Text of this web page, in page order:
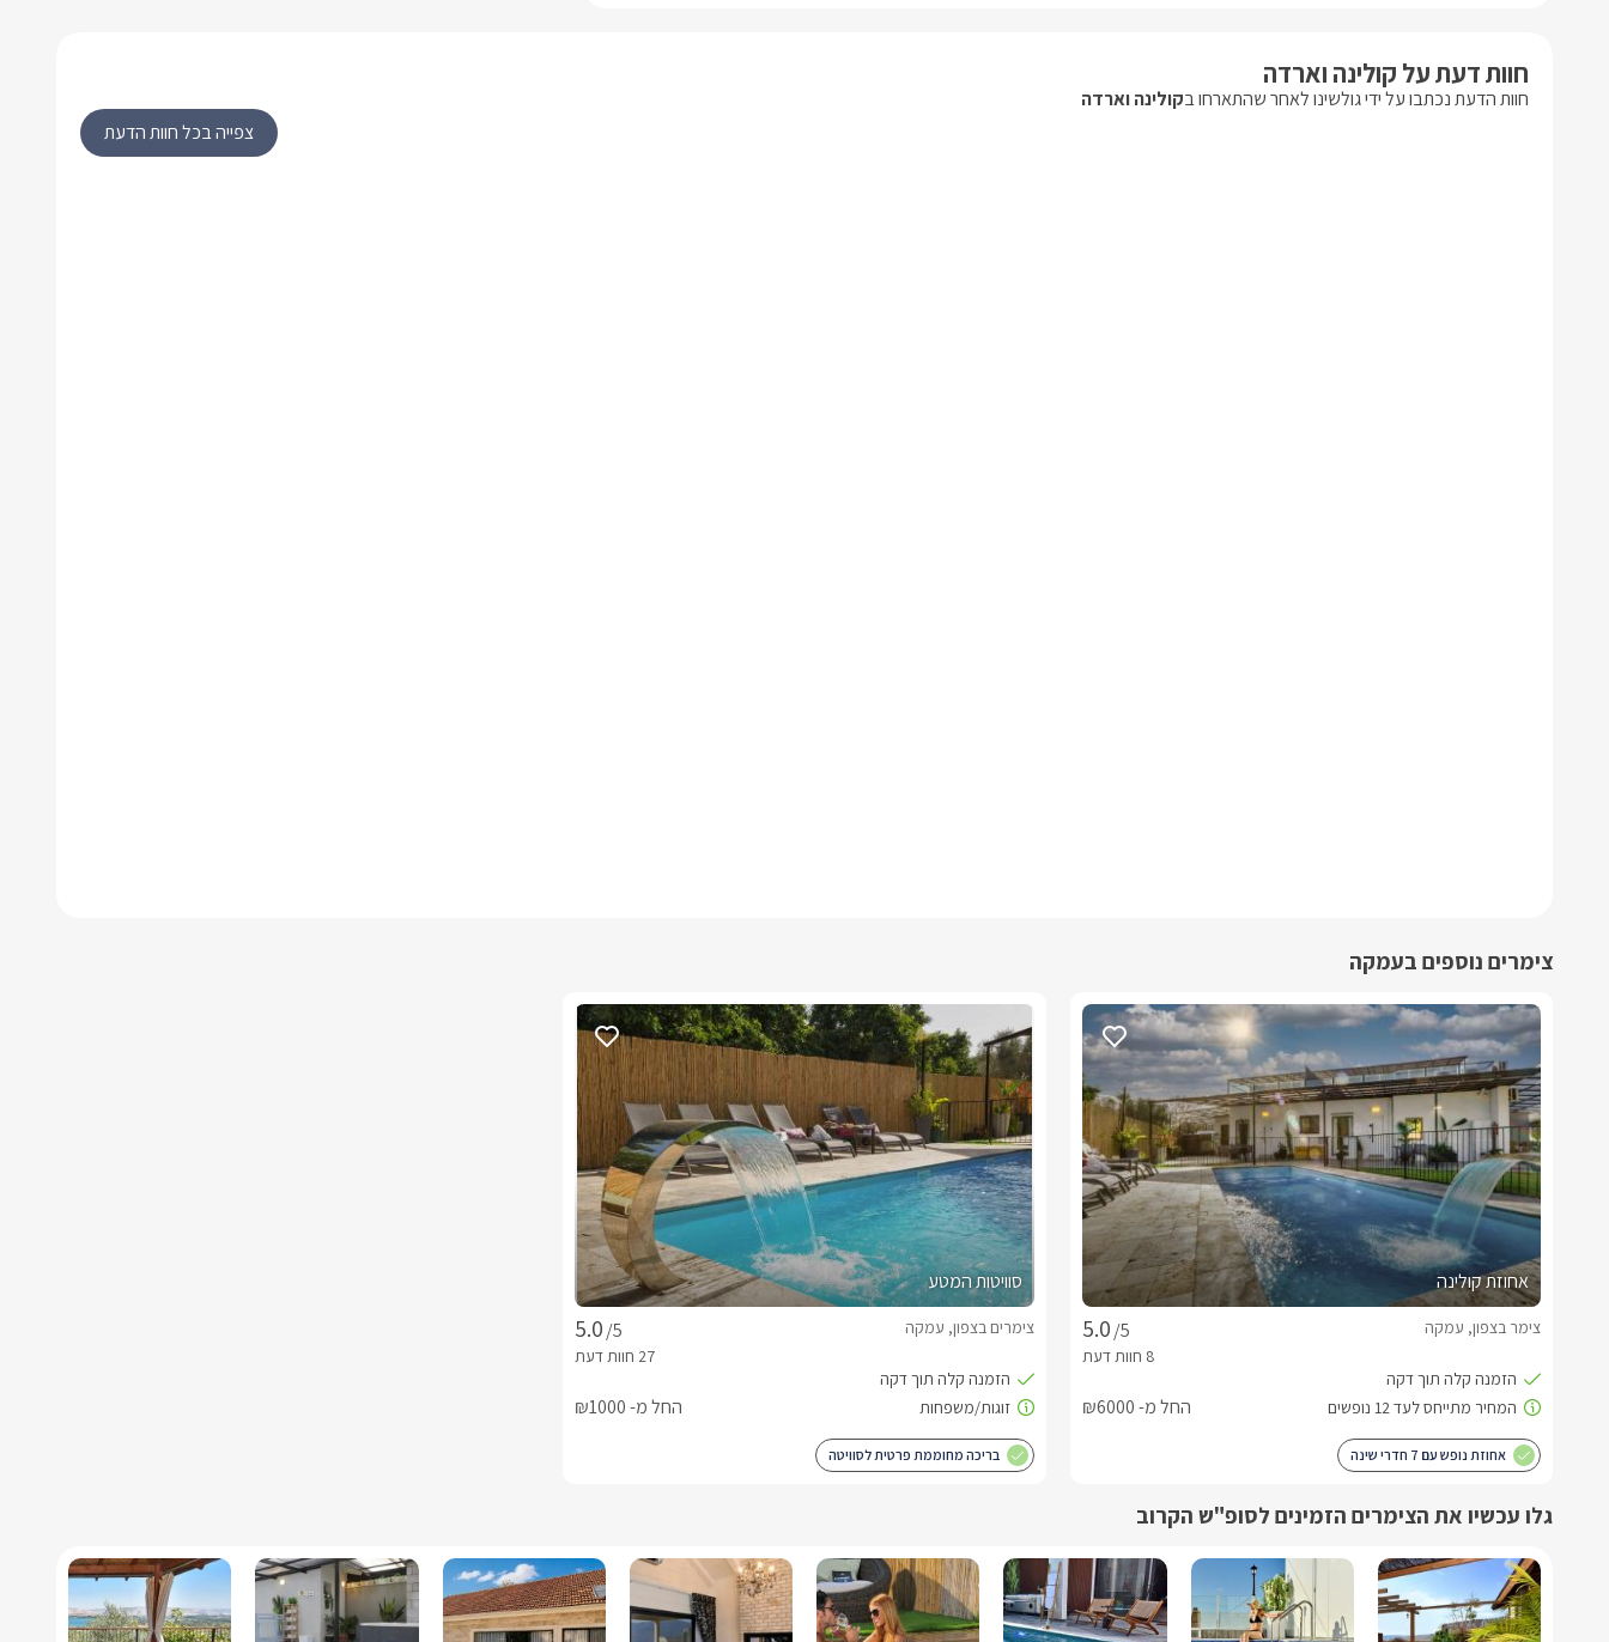
חוות דעת על קולינה וארדה
חוות הדעת נכתבו על ידי גולשינו לאחר שהתארחו בקולינה וארדה
צפייה בכל חוות הדעת
צימרים נוספים בעמקה
אחוזת קולינה
/5
צימר בצפון, עמקה
החל מ- ₪6000
אחוזת נופש עם 7 חדרי שינה
סוויטות המטע
/5
צימרים בצפון, עמקה
החל מ- ₪1000
בריכה מחוממת פרטית לסוויטה
גלו עכשיו את הצימרים הזמינים לסופ"ש הקרוב